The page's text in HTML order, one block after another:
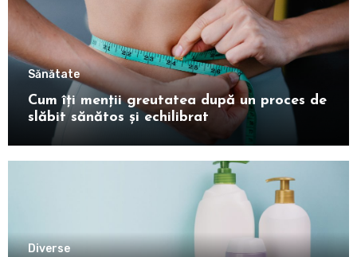
Sănătate
Cum îți menții greutatea după un proces de
slăbit sănătos și echilibrat
Diverse